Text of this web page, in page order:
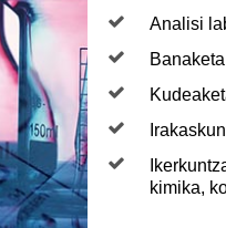
Analisi
kimika,